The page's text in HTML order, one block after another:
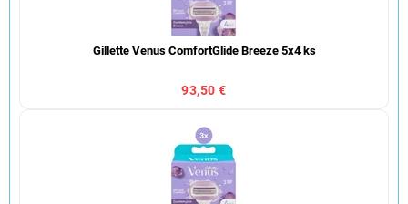
Gillette Venus ComfortGlide Breeze 5x4 ks
93,50 €